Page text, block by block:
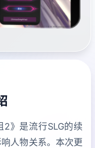
2》是流行SLG的续
人物关系。本次更